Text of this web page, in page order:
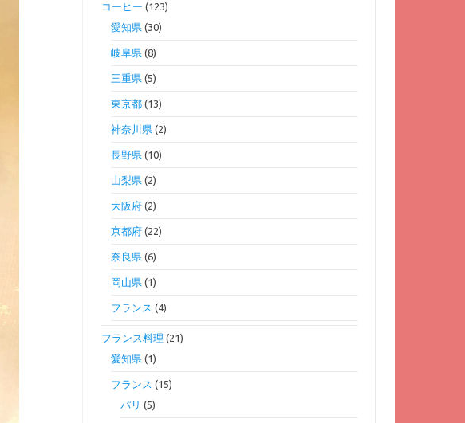
コーヒー (123)
愛知県(30)
岐阜県(8)
三重県(5)
東京都(13)
神奈川県(2)
長野県(10)
山梨県(2)
大阪府(2)
京都府(22)
奈良県(6)
岡山県(1)
フランス (4)
フランス料理 (21)
愛知県(1)
フランス (15)
パリ (5)